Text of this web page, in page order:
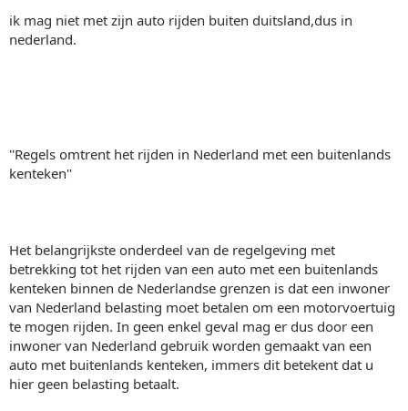
ik mag niet met zijn auto rijden buiten duitsland,dus in
nederland.
''Regels omtrent het rijden in Nederland met een buitenlands
kenteken''
Het belangrijkste onderdeel van de regelgeving met
betrekking tot het rijden van een auto met een buitenlands
kenteken binnen de Nederlandse grenzen is dat een inwoner
van Nederland belasting moet betalen om een motorvoertuig
te mogen rijden. In geen enkel geval mag er dus door een
inwoner van Nederland gebruik worden gemaakt van een
auto met buitenlands kenteken, immers dit betekent dat u
hier geen belasting betaalt.